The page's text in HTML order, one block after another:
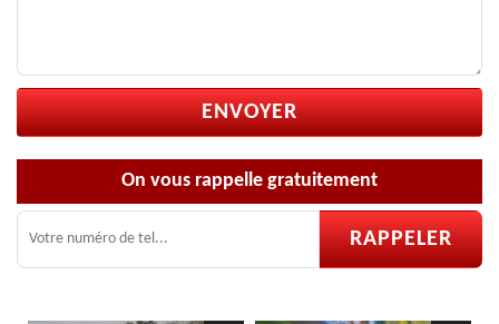
On vous rappelle gratuitement